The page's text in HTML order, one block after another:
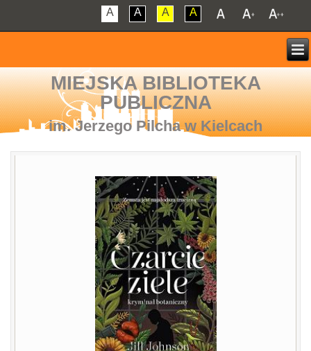
A A A A
MIEJSKA BIBLIOTEKA
PUBLICZNA
im. Jerzego Pilcha w Kielcach